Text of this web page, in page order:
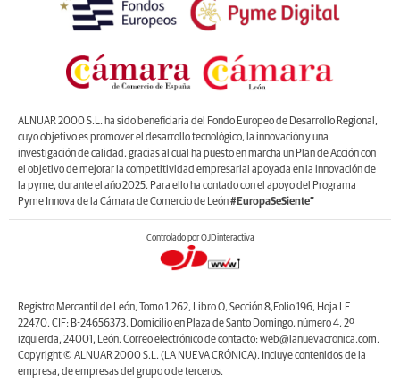
ALNUAR 2000 S.L. ha sido beneficiaria del Fondo Europeo de Desarrollo Regional,
cuyo objetivo es promover el desarrollo tecnológico, la innovación y una
investigación de calidad, gracias al cual ha puesto en marcha un Plan de Acción con
el objetivo de mejorar la competitividad empresarial apoyada en la innovación de
la pyme, durante el año 2025. Para ello ha contado con el apoyo del Programa
Pyme Innova de la Cámara de Comercio de León#EuropaSeSiente”
Controlado por OJDinteractiva
Registro Mercantil de León, Tomo 1.262, Libro O, Sección 8,Folio 196, Hoja LE
22470. CIF: B-24656373. Domicilio en Plaza de Santo Domingo, número 4, 2º
izquierda, 24001, León. Correo electrónico de contacto: web@lanuevacronica.com.
Copyright © ALNUAR 2000 S.L. (LA NUEVA CRÓNICA). Incluye contenidos de la
empresa, de empresas del grupo o de terceros.